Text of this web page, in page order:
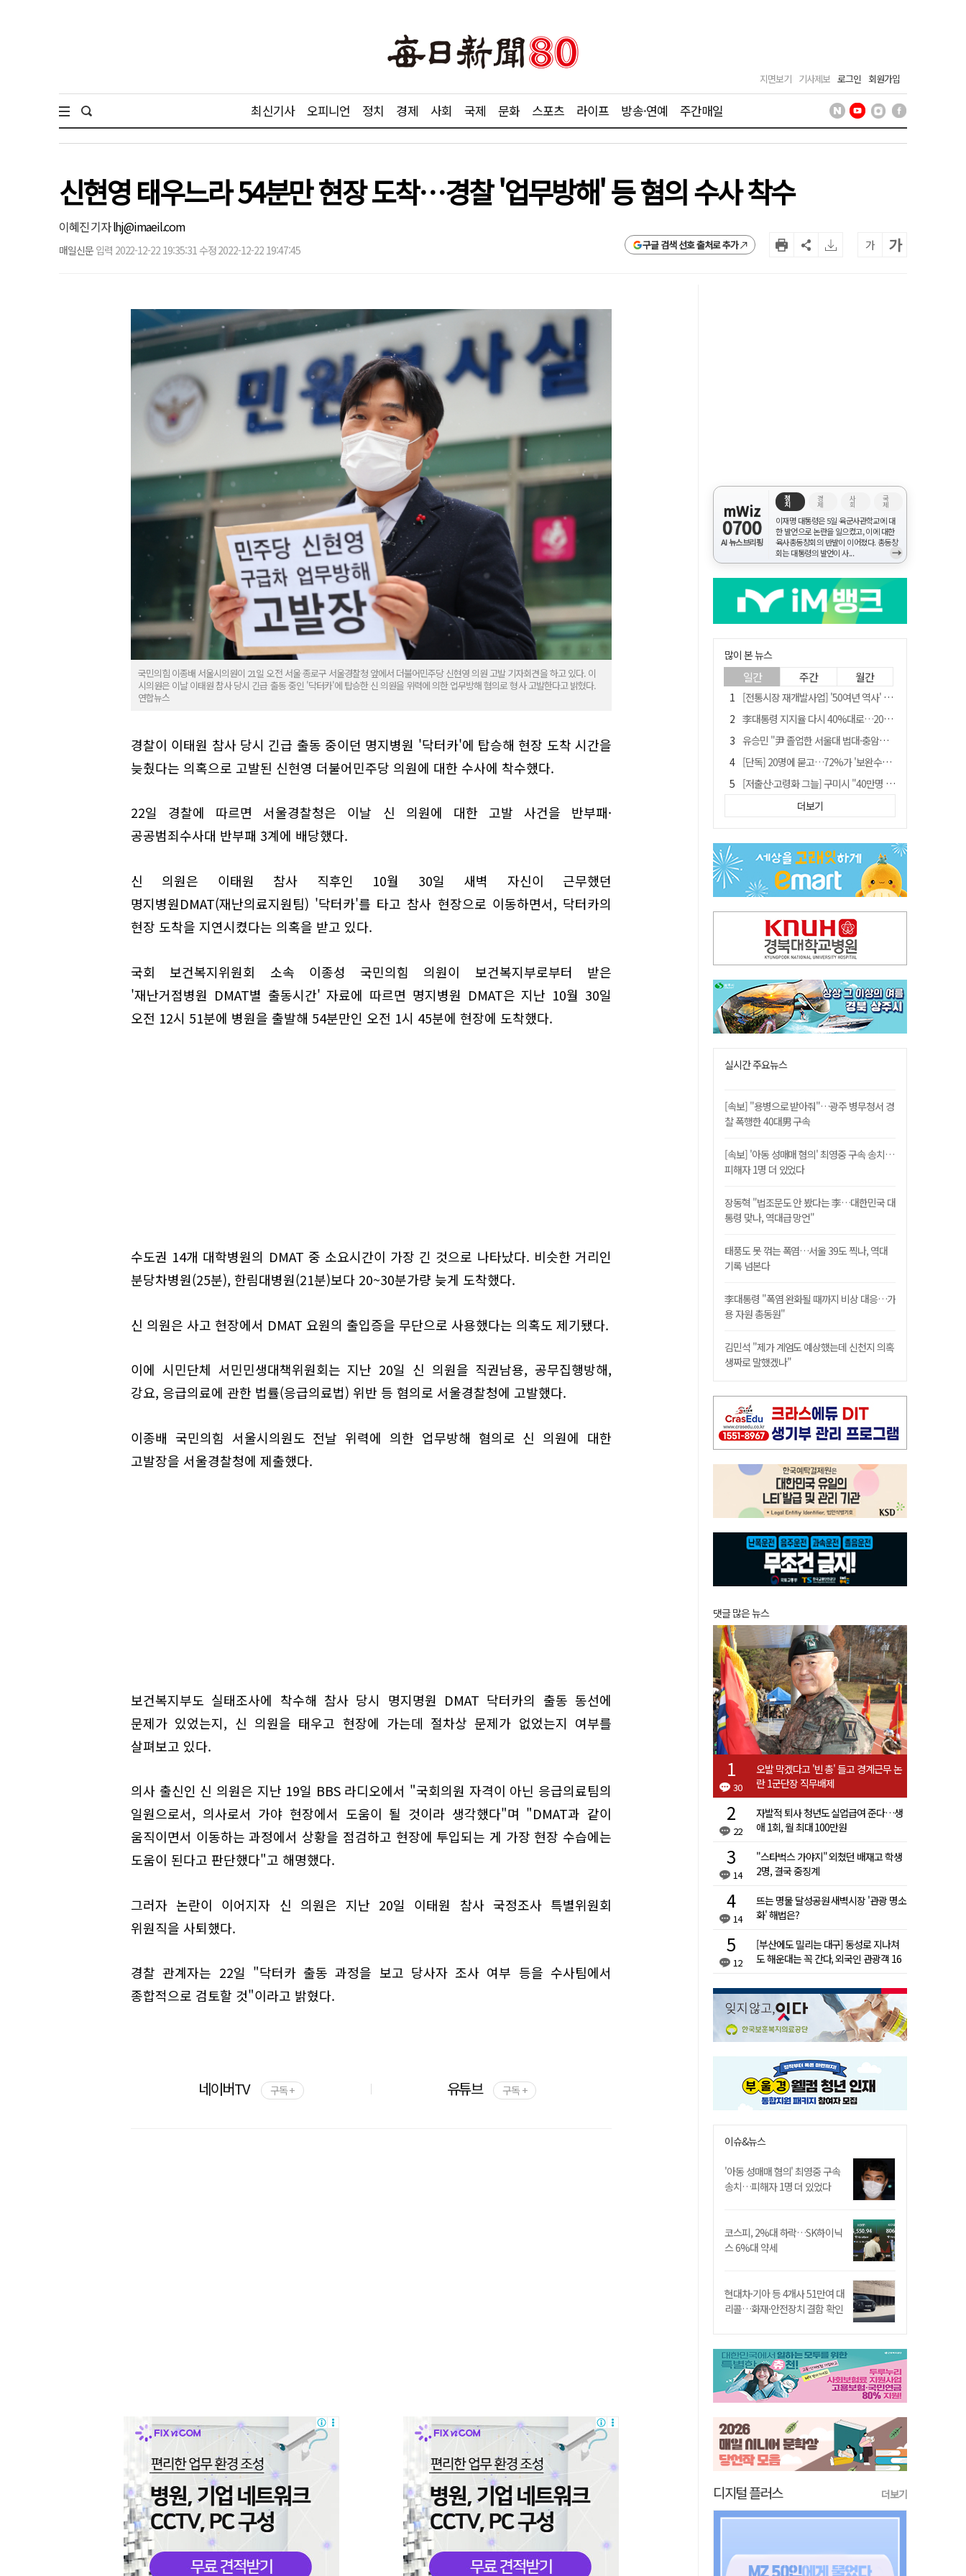
지면보기 기사제보 로그인 회원가입
최신기사 오피니언 정치 경제 사회 국제 문화 스포츠 라이프 방송·연예 주간매일
신현영 태우느라 54분만 현장 도착…경찰 '업무방해' 등 혐의 수사 착수
이혜진 기자lhj@imaeil.com
매일신문 입력 2022-12-22 19:35:31 수정 2022-12-22 19:47:45 구글 검색 선호 출처로 추가 가 가
국민의힘 이종배 서울시의원이 21일 오전 서울 종로구 서울경찰청 앞에서 더불어민주당 신현영 의원 고발 기자회견을 하고 있다. 이
시의원은 이날 이태원 참사 당시 긴급 출동 중인 '닥터카'에 탑승한 신 의원을 위력에 의한 업무방해 혐의로 형사 고발한다고 밝혔다.
연합뉴스
경찰이 이태원 참사 당시 긴급 출동 중이던 명지병원 '닥터카'에 탑승해 현장 도착 시간을
늦췄다는 의혹으로 고발된 신현영 더불어민주당 의원에 대한 수사에 착수했다.
22일 경찰에 따르면 서울경찰청은 이날 신 의원에 대한 고발 사건을 반부패·
공공범죄수사대 반부패 3계에 배당했다.
신 의원은 이태원 참사 직후인 10월 30일 새벽 자신이 근무했던
명지병원DMAT(재난의료지원팀) '닥터카'를 타고 참사 현장으로 이동하면서, 닥터카의
현장 도착을 지연시켰다는 의혹을 받고 있다.
국회 보건복지위원회 소속 이종성 국민의힘 의원이 보건복지부로부터 받은
'재난거점병원 DMAT별 출동시간' 자료에 따르면 명지병원 DMAT은 지난 10월 30일
오전 12시 51분에 병원을 출발해 54분만인 오전 1시 45분에 현장에 도착했다.
수도권 14개 대학병원의 DMAT 중 소요시간이 가장 긴 것으로 나타났다. 비슷한 거리인
분당차병원(25분), 한림대병원(21분)보다 20~30분가량 늦게 도착했다.
신 의원은 사고 현장에서 DMAT 요원의 출입증을 무단으로 사용했다는 의혹도 제기됐다.
이에 시민단체 서민민생대책위원회는 지난 20일 신 의원을 직권남용, 공무집행방해,
강요, 응급의료에 관한 법률(응급의료법) 위반 등 혐의로 서울경찰청에 고발했다.
이종배 국민의힘 서울시의원도 전날 위력에 의한 업무방해 혐의로 신 의원에 대한
고발장을 서울경찰청에 제출했다.
보건복지부도 실태조사에 착수해 참사 당시 명지명원 DMAT 닥터카의 출동 동선에
문제가 있었는지, 신 의원을 태우고 현장에 가는데 절차상 문제가 없었는지 여부를
살펴보고 있다.
의사 출신인 신 의원은 지난 19일 BBS 라디오에서 "국회의원 자격이 아닌 응급의료팀의
일원으로서, 의사로서 가야 현장에서 도움이 될 것이라 생각했다"며 "DMAT과 같이
움직이면서 이동하는 과정에서 상황을 점검하고 현장에 투입되는 게 가장 현장 수습에는
도움이 된다고 판단했다"고 해명했다.
그러자 논란이 이어지자 신 의원은 지난 20일 이태원 참사 국정조사 특별위원회
위원직을 사퇴했다.
경찰 관계자는 22일 "닥터카 출동 과정을 보고 당사자 조사 여부 등을 수사팀에서
종합적으로 검토할 것"이라고 밝혔다.
네이버TV 구독 + 유튜브 구독 +
mWiz
0700
AI 뉴스브리핑
정
치
경
제
사
회
국
제
이재명 대통령은 5일 육군사관학교에 대
한 발언으로 논란을 일으켰고, 이에 대한
육사총동창회의 반발이 이어졌다. 총동창
회는 대통령의 발언이 사...
→
많이 본 뉴스
일간 주간 월간
[전통시장 재개발사업] '50여년 역사' 수성시장 자리에 25층 주상복합 들어선다
李대통령 지지율 다시 40%대로…20대는 18.8%p 급락
유승민 "尹 졸업한 서울대 법대·충암고도 없애야"…李 육사 통합 직격
[단독] 20명에 묻고…72%가 '보완수사권 폐지'?
[저출산·고령화 그늘] 구미시 "40만명 사수" 고령군 "3만명대 회복"
[전통시장 재개발사업] 신천시장 재개발, 준공 후에도 소송전
안동-사가에, "50년 우정 넘어 미래 50년 함께 연다"
[인사]경상북도
"김용민, 흑백논리로 세상 보는 듯" 검찰 내부서 지탄
더보기
실시간 주요뉴스
[속보] "용병으로 받아줘"…광주 병무청서 경
찰 폭행한 40대男 구속
[속보] '아동 성매매 혐의' 최영중 구속 송치…
피해자 1명 더 있었다
장동혁 "법조문도 안 봤다는 李…대한민국 대
통령 맞나, 역대급 망언"
태풍도 못 꺾는 폭염…서울 39도 찍나, 역대
기록 넘본다
李대통령 "폭염 완화될 때까지 비상 대응…가
용 자원 총동원"
김민석 "제가 계엄도 예상했는데 신천지 의혹
생짜로 말했겠나"
댓글 많은 뉴스
30
오발 막겠다고 '빈 총' 들고 경계근무 논
란 1군단장 직무배제
22
자발적 퇴사 청년도 실업급여 준다…생
애 1회, 월 최대 100만원
14
"스타벅스 가야지" 외쳤던 배재고 학생
2명, 결국 중징계
14
뜨는 명물 달성공원 새벽시장 '관광 명소
화' 해법은?
12
[부산에도 밀리는 대구] 동성로 지나쳐
도 해운대는 꼭 간다, 외국인 관광객 16
이슈&뉴스
'아동 성매매 혐의' 최영중 구속
송치…피해자 1명 더 있었다
코스피, 2%대 하락…SK하이닉
스 6%대 약세
현대차·기아 등 4개사 51만여 대
리콜…화재·안전장치 결함 확인
디지털 플러스 더보기